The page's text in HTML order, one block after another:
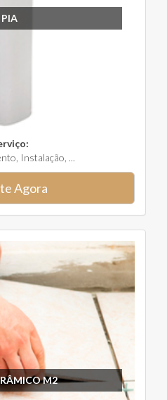
PIA
Instalação, ...
Agora
M2